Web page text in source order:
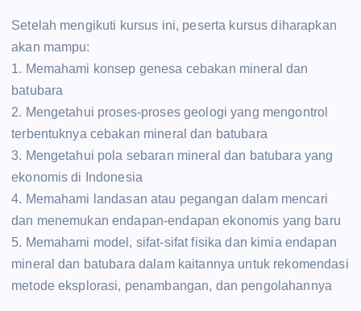
Setelah mengikuti kursus ini, peserta kursus diharapkan
akan mampu:
1. Memahami konsep genesa cebakan mineral dan
batubara
2. Mengetahui proses-proses geologi yang mengontrol
terbentuknya cebakan mineral dan batubara
3. Mengetahui pola sebaran mineral dan batubara yang
ekonomis di Indonesia
4. Memahami landasan atau pegangan dalam mencari
dan menemukan endapan-endapan ekonomis yang baru
5. Memahami model, sifat-sifat fisika dan kimia endapan
mineral dan batubara dalam kaitannya untuk rekomendasi
metode eksplorasi, penambangan, dan pengolahannya